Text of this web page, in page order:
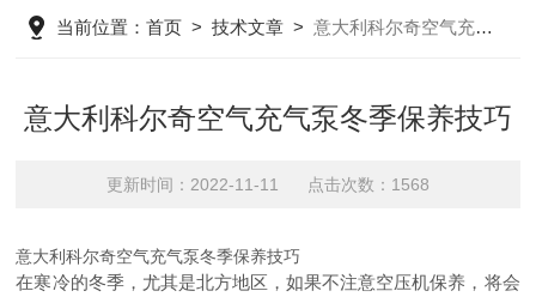
当前位置：首页 >技术文章 >意大利科尔奇空气充气泵冬季保养技巧
意大利科尔奇空气充气泵冬季保养技巧
更新时间：2022-11-11 点击次数：1568
意大利科尔奇空气充气泵冬季保养技巧
在寒冷的冬季，尤其是北方地区，如果不注意空压机保养，将会